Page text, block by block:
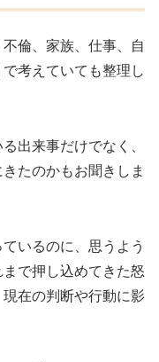
倫、家族、仕事、自
考えていても整理し
出来事だけでなく、
たのかもお聞きしま
いるのに、思うよう
で押し込めてきた怒
在の判断や行動に影